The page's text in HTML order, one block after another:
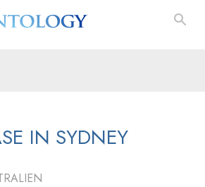
IN SYDNEY